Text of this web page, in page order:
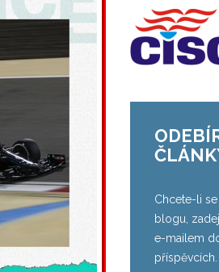
Chcete-li
blogu,
e-mailem
příspěvcích.